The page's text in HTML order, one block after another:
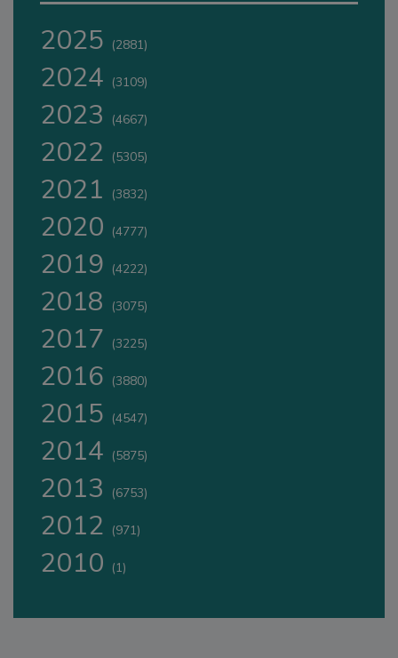
2025 (2881)
2024 (3109)
2023 (4667)
2022 (5305)
2021 (3832)
2020 (4777)
2019 (4222)
2018 (3075)
2017 (3225)
2016 (3880)
2015 (4547)
2014 (5875)
2013 (6753)
2012 (971)
2010 (1)